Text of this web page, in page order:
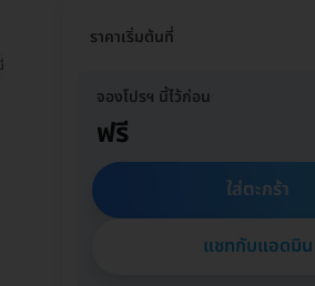
!
ราคาเริ่มต้นที่
จองโปรฯ นี้ไว้ก่อน
ฟรี
ใส่ตะกร้า
แชทกับแอดมิน